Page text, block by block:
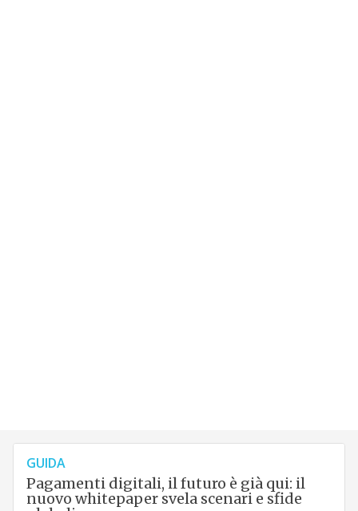
GUIDA
Pagamenti digitali, il futuro è già qui: il
nuovo whitepaper svela scenari e sfide